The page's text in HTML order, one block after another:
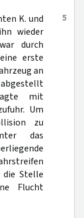
5
K. und
wieder
durch
erste
an
abgestellt
mit
Um
zu
das
die Stelle
Flucht